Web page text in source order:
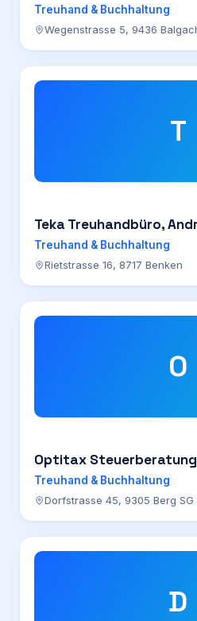
Treuhand & Buchhaltung
Wegenstrasse 5, 9436
T
Teka Treuhandbüro,
Treuhand & Buchhaltung
Rietstrasse 16, 8717 Benken
O
Optitax
Treuhand & Buchhaltung
Dorfstrasse 45, 9305 Berg SG
D